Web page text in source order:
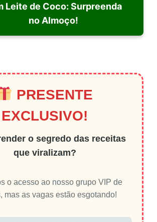
Leite de Coco: Surpreenda
no Almoço!
PRESENTE
EXCLUSIVO!
o segredo das receitas
que viralizam?
o acesso ao nosso grupo VIP de
mas as vagas estão esgotando!